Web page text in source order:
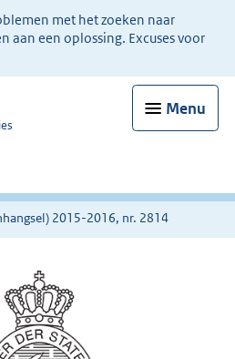
met het zoeken naar
aan een oplossing. Excuses voor
Menu
2015-2016, nr. 2814